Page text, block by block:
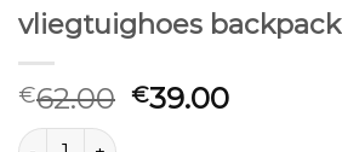
vliegtuighoes backpack
€62.00 €39.00
vliegtuighoes backpack aantal